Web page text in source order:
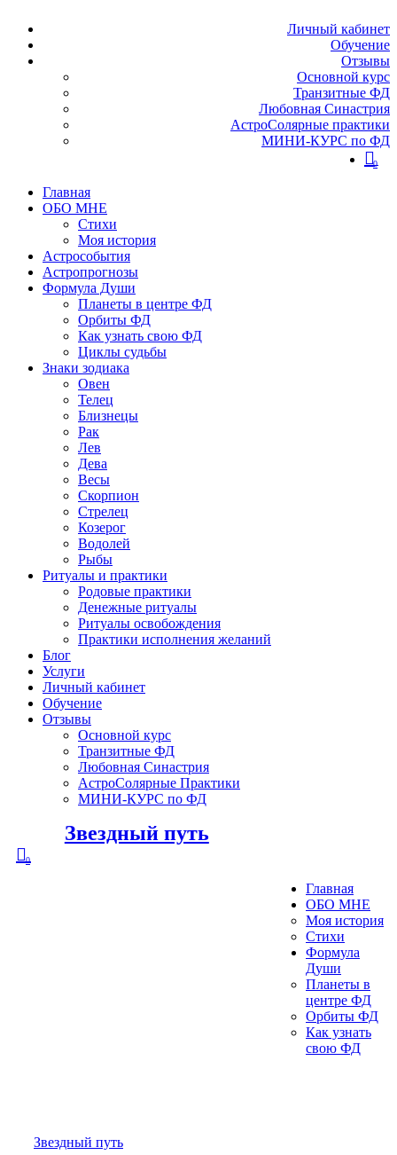
Личный кабинет
Обучение
Отзывы
Основной курс
Транзитные ФД
Любовная Синастрия
АстроСолярные практики
МИНИ-КУРС по ФД
0
Главная
ОБО МНЕ
Стихи
Моя история
Астрособытия
Астропрогнозы
Формула Души
Планеты в центре ФД
Орбиты ФД
Как узнать свою ФД
Циклы судьбы
Знаки зодиака
Овен
Телец
Близнецы
Рак
Лев
Дева
Весы
Скорпион
Стрелец
Козерог
Водолей
Рыбы
Ритуалы и практики
Родовые практики
Денежные ритуалы
Ритуалы освобождения
Практики исполнения желаний
Блог
Услуги
Личный кабинет
Обучение
Отзывы
Основной курс
Транзитные ФД
Любовная Синастрия
АстроСолярные Практики
МИНИ-КУРС по ФД
Звездный путь
0
Звездный путь
Главная
ОБО МНЕ
Моя история
Стихи
Формула
Души
Планеты в
центре ФД
Орбиты ФД
Как узнать
свою ФД